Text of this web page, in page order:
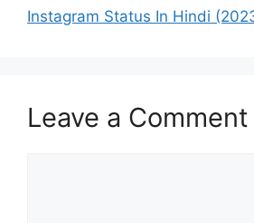
Instagram Status In Hindi
Leave a Comment